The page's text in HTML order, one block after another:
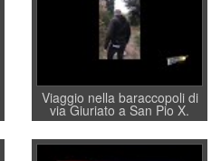
Viaggio nella baraccopoli di
via Giuriato a San Pio X.
Vicenza ai Vicentini: “faremo
un regalo di Natale ai
residenti”